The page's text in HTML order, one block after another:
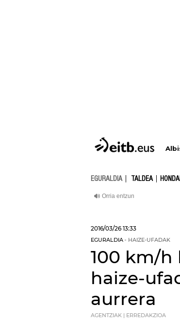
EGURALDIA TALDEA
2016/03/26 13:33
EGURALDIA HAIZE-UFADAK
100 km/h
haize-
aurrera
AGENTZIAK | ERREDAKZIOA